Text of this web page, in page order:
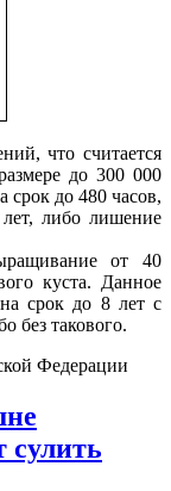
что считается
до 300 000
срок до 480 часов,
либо лишение
от 40
куста. Данное
срок до 8 лет с
без такового.
Федерации
сулить